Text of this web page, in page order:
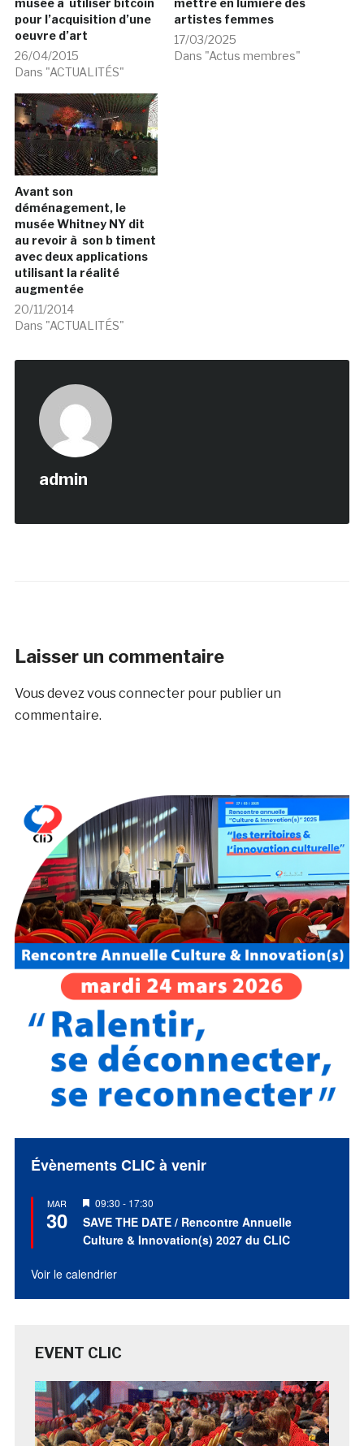
musée à utiliser bitcoin
pour l’acquisition d’une
oeuvre d’art
26/04/2015
Dans "ACTUALITÉS"
mettre en lumière des
artistes femmes
17/03/2025
Dans "Actus membres"
Avant son
déménagement, le
musée Whitney NY dit
au revoir à son b timent
avec deux applications
utilisant la réalité
augmentée
20/11/2014
Dans "ACTUALITÉS"
admin
Laisser un commentaire
Vous devez vous connecterpour publier un
commentaire.
Évènements CLIC à venir
MAR
30
Mis
en
avant
09:30 - 17:30
SAVE THE DATE / Rencontre Annuelle
Culture & Innovation(s) 2027 du CLIC
Voir le calendrier
EVENT CLIC